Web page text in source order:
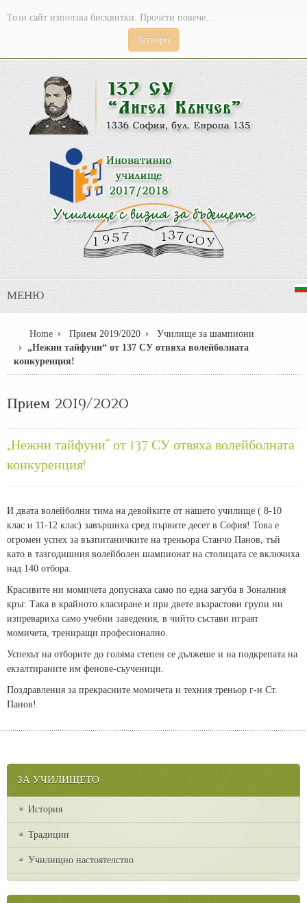
Този сайт използва бисквитки. Прочети повече...
Затвори
МЕНЮ
Home Прием 2019/2020
Училище за шампиони
„Нежни тайфуни“ от 137 СУ отвяха волейболната
конкуренция!
Прием 2019/2020
„Нежни тайфуни“ от 137 СУ отвяха волейболната
конкуренция!
И двата волейболни тима на девойките от нашето училище ( 8-10
клас и 11-12 клас) завършиха сред първите десет в София! Това е
огромен успех за възпитаничките на треньора Станчо Панов, тъй
като в тазгодишния волейболен шампионат на столицата се включиха
над 140 отбора.
Красивите ни момичета допуснаха само по една загуба в Зоналния
кръг. Така в крайното класиране и при двете възрастови групи ни
изпревариха само учебни заведения, в чийто състави играят
момичета, трениращи професионално.
Успехът на отборите до голяма степен се дължеше и на подкрепата на
екзалтираните им фенове-съученици.
Поздравления за прекрасните момичета и техния треньор г-н Ст.
Панов!
ЗА УЧИЛИЩЕТО
История
Традиции
Училищно настоятелство